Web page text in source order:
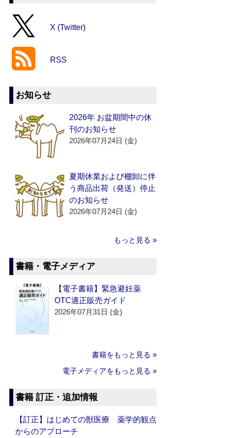
X (Twitter)
RSS
お知らせ
2026年 お盆期間中の休
刊のお知らせ
2026年07月24日 (金)
夏期休業および棚卸に伴
う商品出荷（発送）停止
のお知らせ
2026年07月24日 (金)
もっと見る »
書籍・電子メディア
【電子書籍】緊急避妊薬
OTC適正販売ガイド
2026年07月31日 (金)
書籍をもっと見る »
電子メディアをもっと見る »
書籍 訂正・追加情報
【訂正】はじめての獣医療 薬学的観点
からのアプローチ